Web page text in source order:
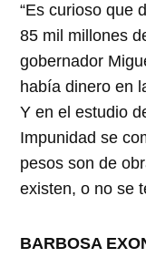
“Es curioso que
85 mil millones
gobernador
había dinero en
Y en el estudio
Impunidad se
pesos son de
existen, o no se
BARBOSA